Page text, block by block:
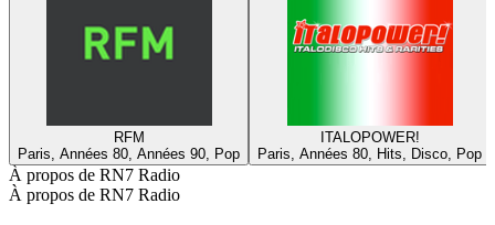
RFM
Paris, Années 80, Années 90, Pop
ITALOPOWER!
Paris, Années 80, Hits, Disco, Pop
À propos de RN7 Radio
À propos de RN7 Radio